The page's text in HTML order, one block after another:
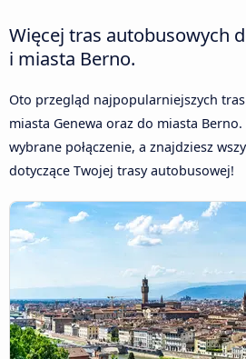
Więcej tras autobusowych
i miasta Berno.
Oto przegląd najpopularniejszych
miasta Genewa oraz do miasta
wybrane połączenie, a znajdziesz
dotyczące Twojej trasy autobusowej!